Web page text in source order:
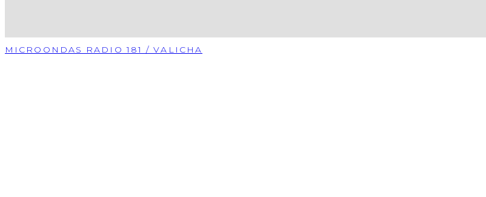
MICROONDAS RADIO 181 / VALICHA